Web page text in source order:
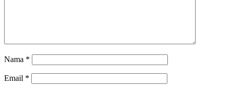
Nama *
Email *